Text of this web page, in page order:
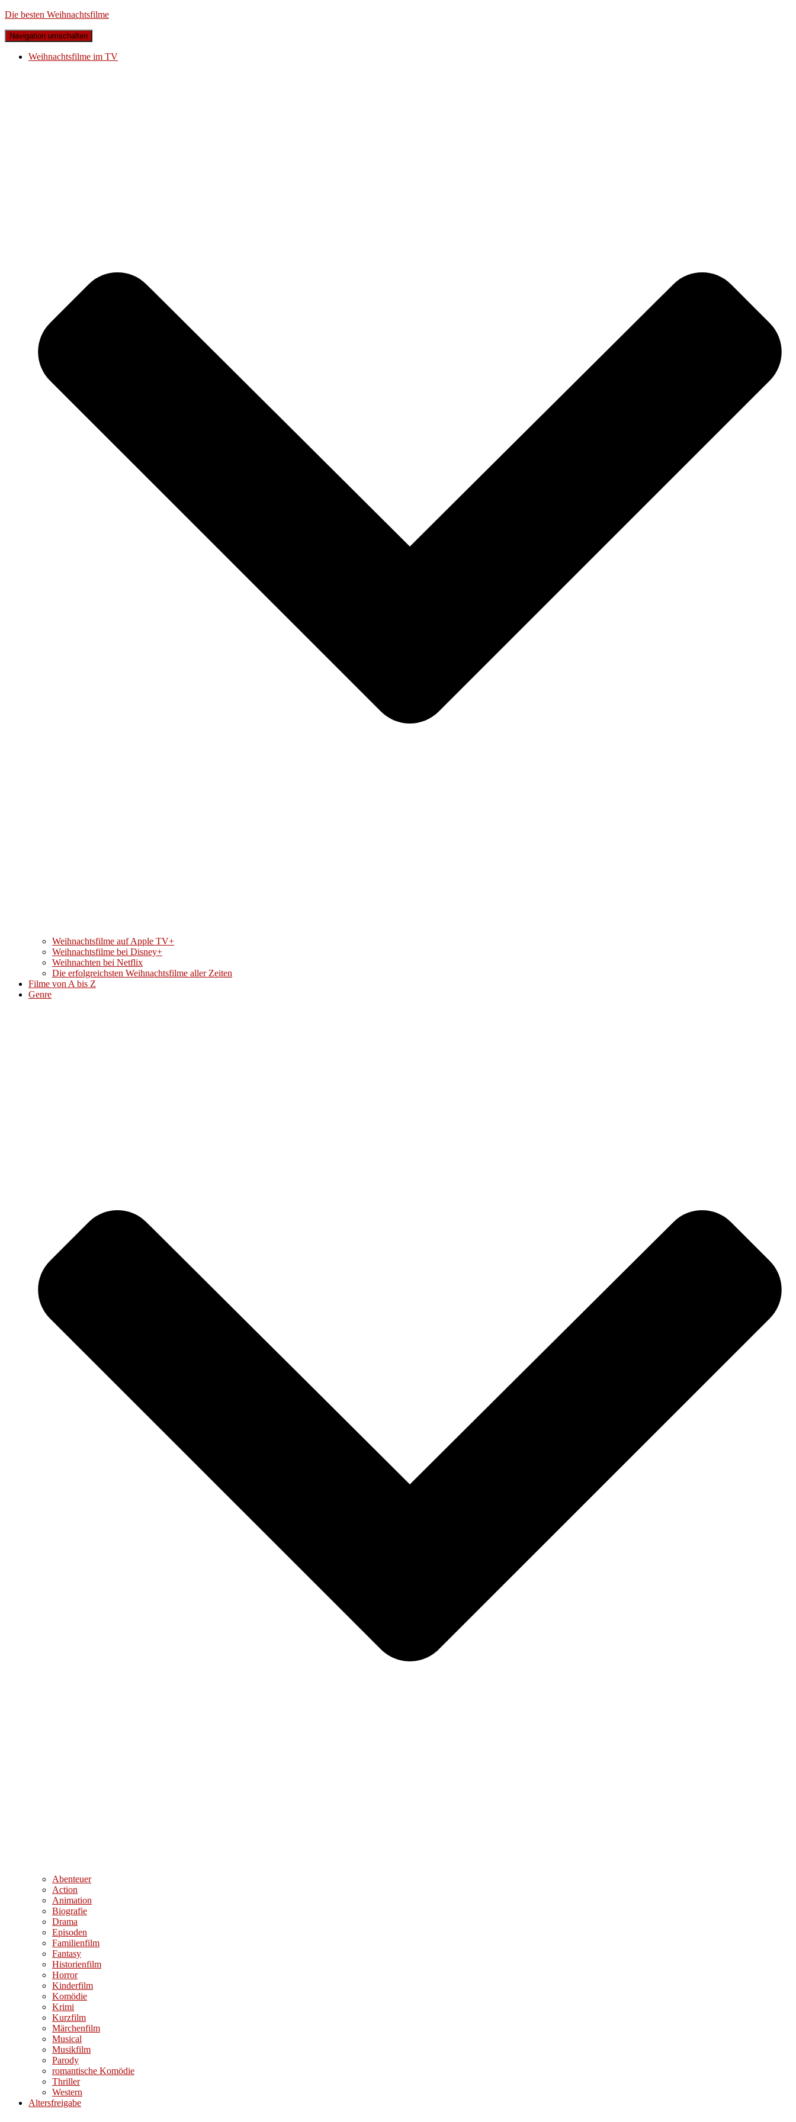
Die besten Weihnachtsfilme
Navigation umschalten
Weihnachtsfilme im TV
Weihnachtsfilme auf Apple TV+
Weihnachtsfilme bei Disney+
Weihnachten bei Netflix
Die erfolgreichsten Weihnachtsfilme aller Zeiten
Filme von A bis Z
Genre
Abenteuer
Action
Animation
Biografie
Drama
Episoden
Familienfilm
Fantasy
Historienfilm
Horror
Kinderfilm
Komödie
Krimi
Kurzfilm
Märchenfilm
Musical
Musikfilm
Parody
romantische Komödie
Thriller
Western
Altersfreigabe